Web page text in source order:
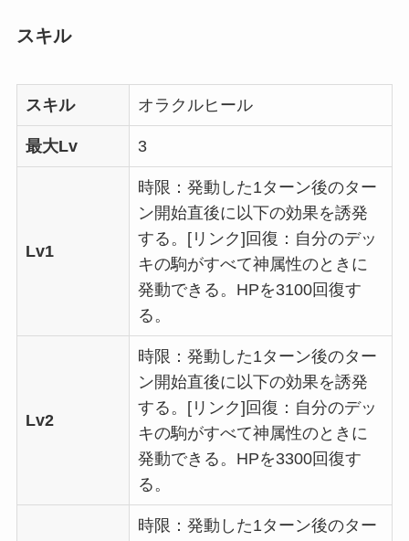
スキル
スキル オラクルヒール
最大Lv 3
Lv1
時限：発動した1ターン後のター
ン開始直後に以下の効果を誘発
する。[リンク]回復：自分のデッ
キの駒がすべて神属性のときに
発動できる。HPを3100回復す
る。
Lv2
時限：発動した1ターン後のター
ン開始直後に以下の効果を誘発
する。[リンク]回復：自分のデッ
キの駒がすべて神属性のときに
発動できる。HPを3300回復す
る。
時限：発動した1ターン後のター